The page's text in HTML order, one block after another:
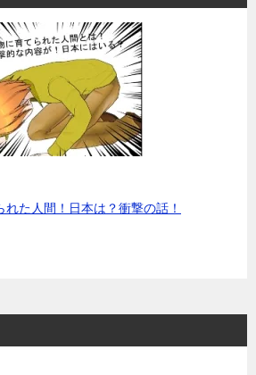
れた人間！日本は？衝撃の話！